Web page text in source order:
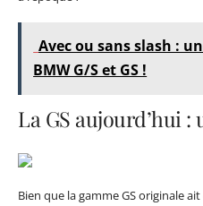
Avec ou sans slash :
BMW G/S et GS !
La GS aujourd’hui
Bien que la gamme GS originale